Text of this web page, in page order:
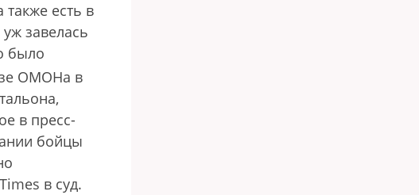
также есть в
завелась
было
ОМОНа в
в пресс-
бойцы
в суд.